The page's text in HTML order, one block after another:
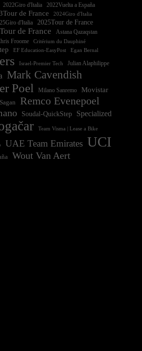
2022Vuelta a España
de France
d'Italia 2025Tour de France
de France Astana Qazaqstan
Froome Critérium du Dauphiné
EF Education-EasyPost Egan Bernal
Israel-Premier Tech Julian Alaphilippe
Mark Cavendish
Poel Milano Sanremo
Movistar
Remco Evenepoel
Soudal-QuickStep Specialized
Team Visma | Lease a Bike
UAE Team Emirates UCI
Wout Van Aert